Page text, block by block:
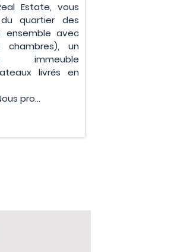
Estate, vous
quartier des
ensemble avec
un
immeuble
livrés en
pro...